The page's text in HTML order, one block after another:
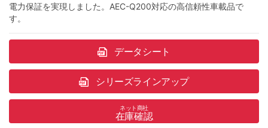
電力保証を実現しました。AEC-Q200対応の高信頼性車載品で
す。
データシート
シリーズラインアップ
ネット商社
在庫確認